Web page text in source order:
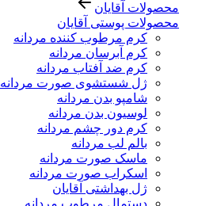
محصولات آقایان
محصولات پوستی آقایان
کرم مرطوب کننده مردانه
کرم آبرسان مردانه
کرم ضد آفتاب مردانه
ژل شستشوی صورت مردانه
شامپو بدن مردانه
لوسیون بدن مردانه
کرم دور چشم مردانه
بالم لب مردانه
ماسک صورت مردانه
اسکراب صورت مردانه
ژل بهداشتی آقایان
دستمال مرطوب مردانه